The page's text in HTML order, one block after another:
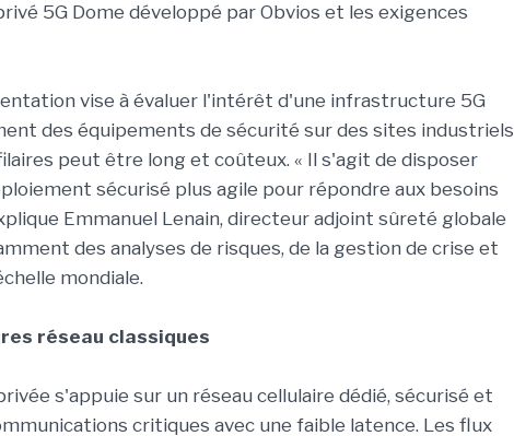
5G Dome développé par Obvios et les exigences
vise à évaluer l'intérêt d'une infrastructure 5G
des équipements de sécurité sur des sites industriels
peut être long et coûteux. « Il s'agit de disposer
sécurisé plus agile pour répondre aux besoins
Emmanuel Lenain, directeur adjoint sûreté globale
des analyses de risques, de la gestion de crise et
mondiale.
réseau classiques
s'appuie sur un réseau cellulaire dédié, sécurisé et
critiques avec une faible latence. Les flux